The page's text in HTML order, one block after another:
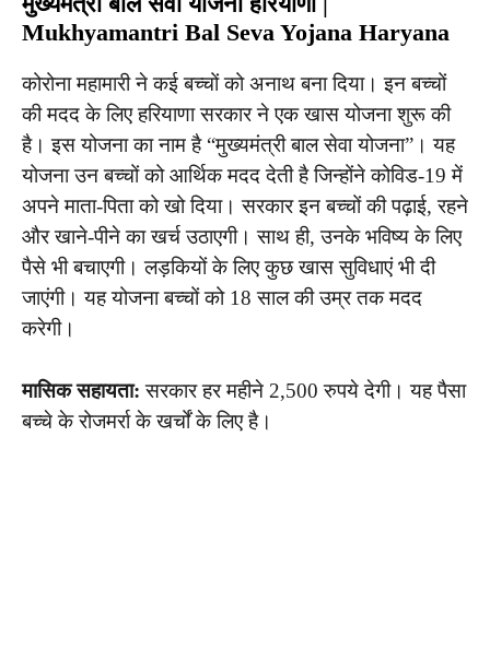
Mukhyamantri Bal Seva Yojana Haryana
कोरोना महामारी ने कई बच्चों को अनाथ बना दिया। इन बच्चों
की मदद के लिए हरियाणा सरकार ने एक खास योजना शुरू की
है। इस योजना का नाम है “मुख्यमंत्री बाल सेवा योजना”। यह
योजना उन बच्चों को आर्थिक मदद देती है जिन्होंने कोविड-19 में
अपने माता-पिता को खो दिया। सरकार इन बच्चों की पढ़ाई, रहने
और खाने-पीने का खर्च उठाएगी। साथ ही, उनके भविष्य के लिए
पैसे भी बचाएगी। लड़कियों के लिए कुछ खास सुविधाएं भी दी
जाएंगी। यह योजना बच्चों को 18 साल की उम्र तक मदद
करेगी।
मासिक सहायता: सरकार हर महीने 2,500 रुपये देगी। यह पैसा
बच्चे के रोजमर्रा के खर्चों के लिए है।